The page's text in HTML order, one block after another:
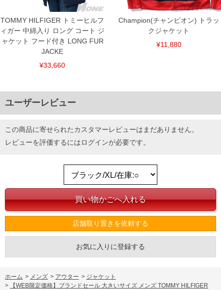
DETAIL
TOMMY HILFIGER トミーヒルフ
ィガー 中綿入り ロング コート ジ
ャケット フード付き LONG FUR
JACKE
¥33,660
Champion(チャンピオン) トラッ
クジャケット
¥11,880
ユーザーレビュー
この商品に寄せられたカスタマーレビューはまだありません。
レビューを評価するにはログインが必要です。
店舗取り置きを依頼する
お気に入りに登録する
ホーム > メンズ > アウター > ジャケット
>
【WEB限定価格】ブランドセール 大きいサイズ メンズ TOMMY HILFIGER